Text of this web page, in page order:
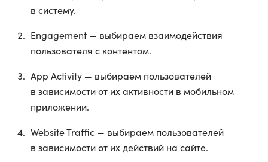
в систему.
Engagement — выбираем взаимодействия
пользователя с контентом.
App Activity — выбираем пользователей
в зависимости от их активности в мобильном
приложении.
Website Traffic — выбираем пользователей
в зависимости от их действий на сайте.